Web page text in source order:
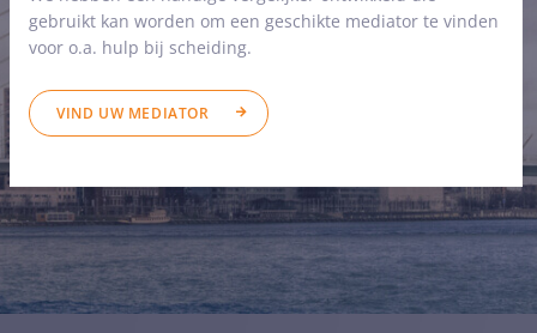
gebruikt kan worden om een geschikte mediator te vinden
voor o.a. hulp bij scheiding.
VIND UW MEDIATOR